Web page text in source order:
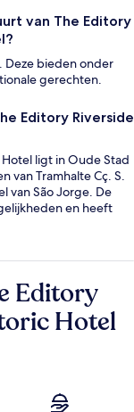
van The Editory
Deze bieden onder
gerechten.
Editory Riverside
ligt in Oude Stad
van Tramhalte Cç. S.
van São Jorge. De
en heeft
Editory
Hotel